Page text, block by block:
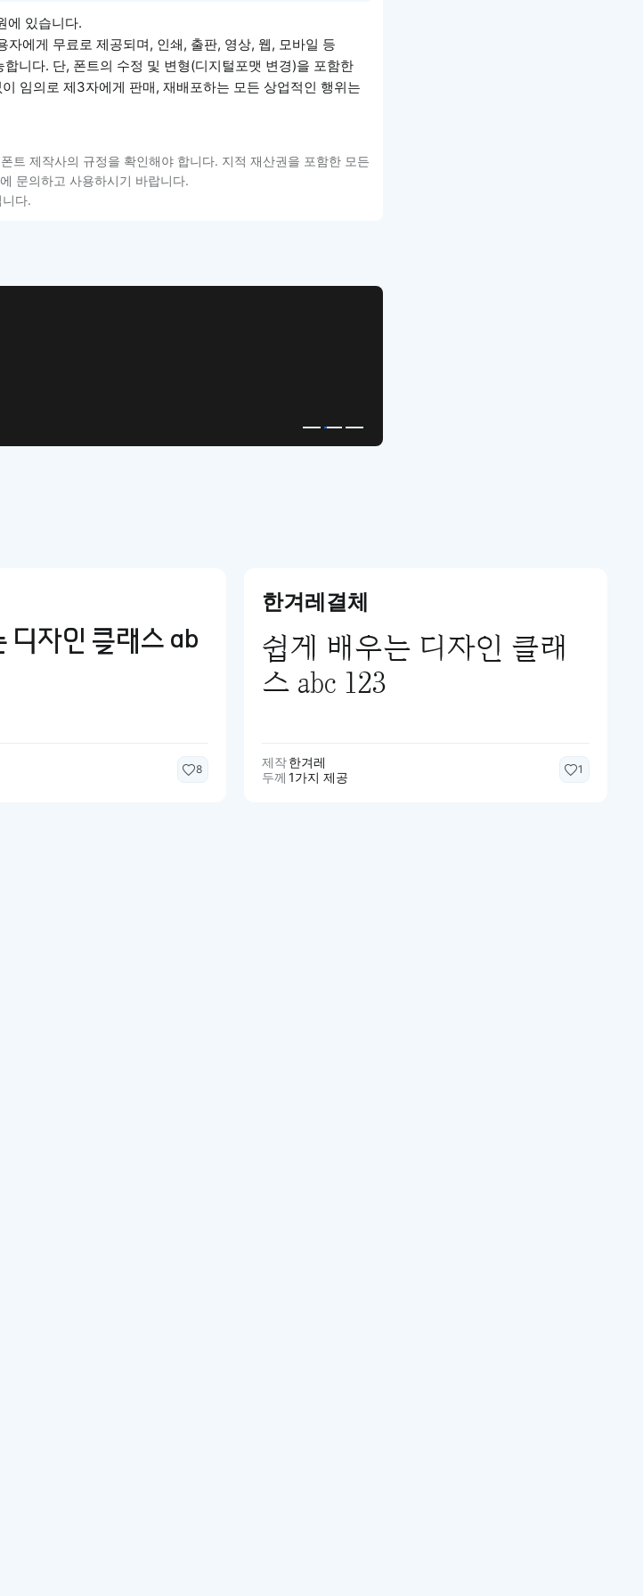
에 있습니다.
에게 무료로 제공되며, 인쇄, 출판, 영상, 웹, 모바일 등
니다. 단, 폰트의 수정 및 변형(디지털포맷 변경)을 포함한
임의로 제3자에게 판매, 재배포하는 모든 상업적인 행위는
트 제작사의 규정을 확인해야 합니다. 지적 재산권을 포함한 모든
문의하고 사용하시기 바랍니다.
다.
디자인 클래스 ab
8
한겨레결체
쉽게 배우는 디자인 클래
스 abc 123
제작한겨레
두께 1가지 제공
1